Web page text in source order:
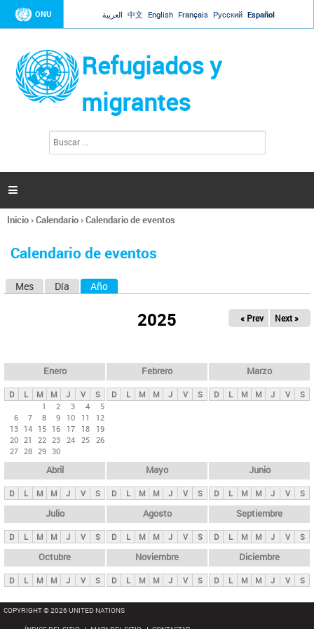
Jump to navigation
ONU العربية 中文 English Français Русский Español
Refugiados y
migrantes
l
d
s

Se
usted
Inicio›Calendario›Calendario de eventos
Calendario de eventos
s
p
n
i
p
a
l
s
Mes Día Año
2025 « Prev Next »
Enero
D L M M J V
S
1
2 3 4
5
6
7 8 9 10 11
12
13 14 15 16 17 18
19
20 21 22 23 24 25 26
27 28 29 30
Febrero
D L M M J V S
Marzo
D L M M J V S
Abril
D L M M J V S
Mayo
D L M M J V S
Junio
D L M M J V S
Julio
D L M M J V S
Agosto
D L M M J V S
Septiembre
D L M M J V S
Octubre
D L M M J V S
Noviembre
D L M M J V S
Diciembre
D L M M J V S
COPYRIGHT © 2026 UNITED NATIONS